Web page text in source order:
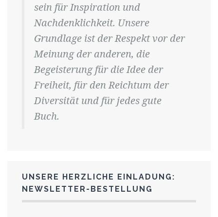
sein für Inspiration und
Nachdenklichkeit. Unsere
Grundlage ist der Respekt vor der
Meinung der anderen, die
Begeisterung für die Idee der
Freiheit, für den Reichtum der
Diversität und für jedes gute
Buch.
UNSERE HERZLICHE EINLADUNG:
NEWSLETTER-BESTELLUNG